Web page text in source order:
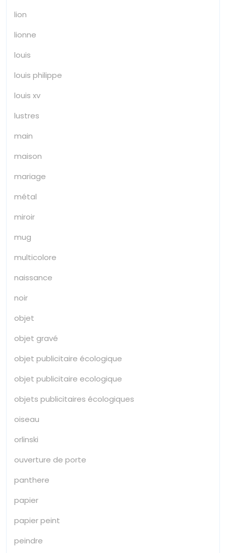
lion
lionne
louis
louis philippe
louis xv
lustres
main
maison
mariage
métal
miroir
mug
multicolore
naissance
noir
objet
objet gravé
objet publicitaire écologique
objet publicitaire ecologique
objets publicitaires écologiques
oiseau
orlinski
ouverture de porte
panthere
papier
papier peint
peindre